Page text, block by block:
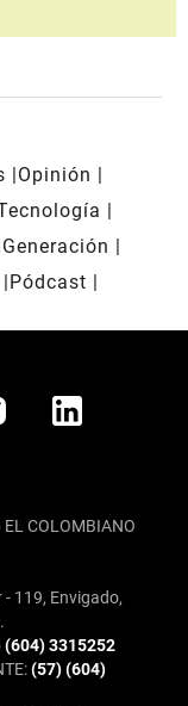
Opinión
Generación
Pódcast
COLOMBIANO
- 119, Envigado,
(604) 3315252
(57) (604)